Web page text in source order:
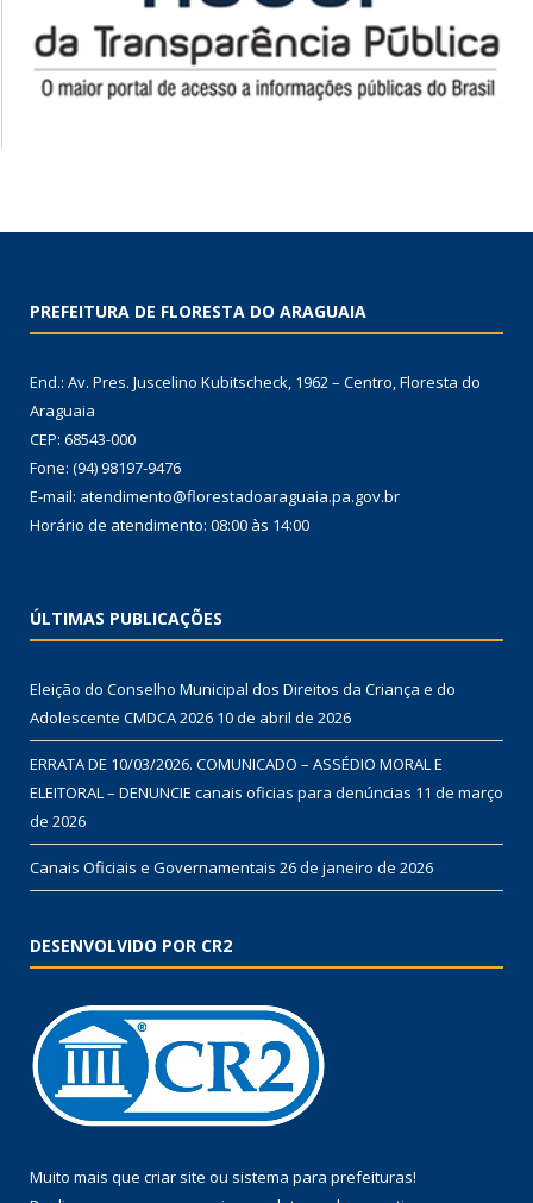
PREFEITURA DE FLORESTA DO ARAGUAIA
End.: Av. Pres. Juscelino Kubitscheck, 1962 – Centro, Floresta do
Araguaia
CEP: 68543-000
Fone: (94) 98197-9476
E-mail: atendimento@florestadoaraguaia.pa.gov.br
Horário de atendimento: 08:00 às 14:00
ÚLTIMAS PUBLICAÇÕES
Eleição do Conselho Municipal dos Direitos da Criança e do
Adolescente CMDCA 2026 10 de abril de 2026
ERRATA DE 10/03/2026. COMUNICADO – ASSÉDIO MORAL E
ELEITORAL – DENUNCIE canais oficias para denúncias 11 de março
de 2026
Canais Oficiais e Governamentais 26 de janeiro de 2026
DESENVOLVIDO POR CR2
Muito mais que criar site ou sistema para prefeituras!